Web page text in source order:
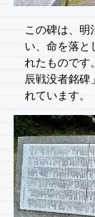
この碑は、明
い、命を落と
れたものです
辰戦没者銘碑
れています。